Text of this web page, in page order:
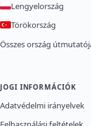
Lengyelország
Törökország
Összes ország
JOGI INFORMÁCIÓK
Adatvédelmi irányelvek